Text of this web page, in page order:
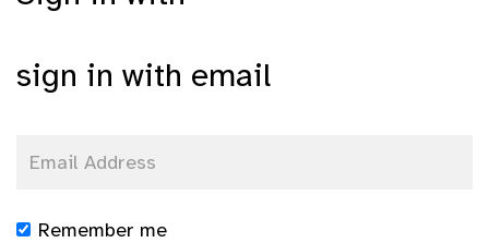
sign in with email
Remember me